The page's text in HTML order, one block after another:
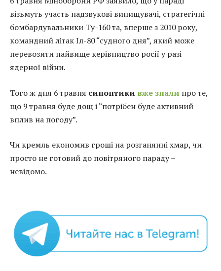
візьмуть участь надзвукові винищувачі, стратегічні
бомбардувальники Ту-160 та, вперше з 2010 року,
командний літак Іл-80 “судного дня”, який може
перевозити найвище керівництво росії у разі
ядерної війни.
Того ж дня 6 травня синоптики вже знали про те,
що 9 травня буде дощ і “потрібен буде активний
вплив на погоду”.
Чи кремль економив гроші на розганянні хмар, чи
просто не готовий до повітряного параду –
невідомо.